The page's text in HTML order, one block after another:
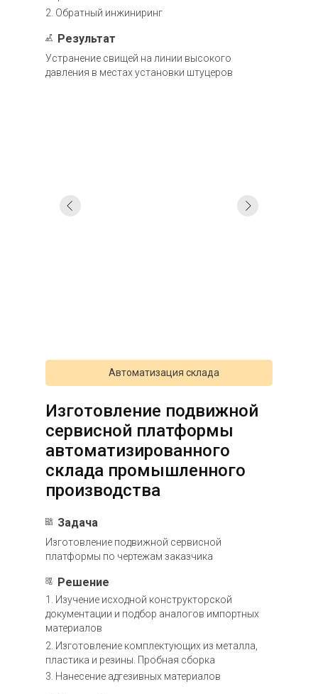
Устранение свищей на линии высокого
давления в местах установки штуцеров
Результат
2. Обратный инжиниринг
Изготовление подвижной
сервисной платформы
автоматизированного
склада промышленного
производства
Изготовление подвижной сервисной
платформы по чертежам заказчика
Задача
Решение
Автоматизация склада
3. Нанесение адгезивных материалов
1. Изучение исходной конструкторской
документации и подбор аналогов импортных
материалов
2. Изготовление комплектующих из металла,
пластика и резины. Пробная сборка